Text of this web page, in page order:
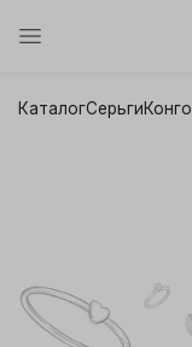
КаталогСерьгиКонго